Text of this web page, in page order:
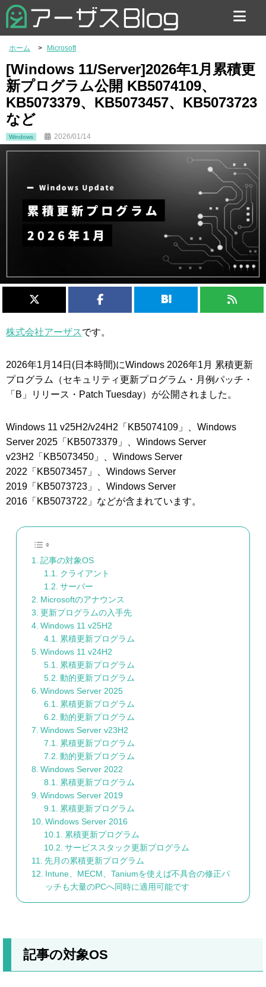
お問い合わせ
ホーム Microsoft
[Windows 11/Server]2026年1月累積更
新プログラム公開 KB5074109、
KB5073379、KB5073457、KB5073723
など
Windows 2026/01/14
株式会社アーザスです。
2026年1月14日(日本時間)にWindows 2026年1月 累積更新
プログラム（セキュリティ更新プログラム・月例パッチ・
「B」リリース・Patch Tuesday）が公開されました。
Windows 11 v25H2/v24H2「KB5074109」、Windows
Server 2025「KB5073379」、Windows Server
v23H2「KB5073450」、Windows Server
2022「KB5073457」、Windows Server
2019「KB5073723」、Windows Server
2016「KB5073722」などが含まれています。
記事の対象OS
クライアント
サーバー
Microsoftのアナウンス
更新プログラムの入手先
Windows 11 v25H2
累積更新プログラム
Windows 11 v24H2
累積更新プログラム
動的更新プログラム
Windows Server 2025
累積更新プログラム
動的更新プログラム
Windows Server v23H2
累積更新プログラム
動的更新プログラム
Windows Server 2022
累積更新プログラム
Windows Server 2019
累積更新プログラム
Windows Server 2016
累積更新プログラム
サービススタック更新プログラム
先月の累積更新プログラム
Intune、MECM、Taniumを使えば不具合の修正パ
ッチも大量のPCへ同時に適用可能です
記事の対象OS